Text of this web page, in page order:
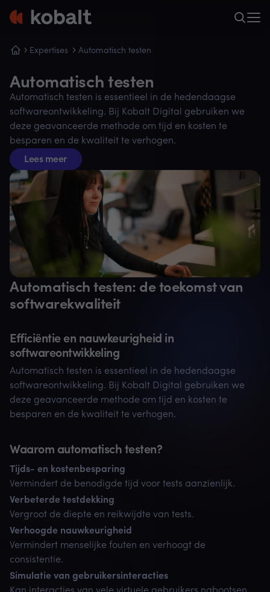
Expertises Automatisch testen
Automatisch testen
Automatisch testen is essentieel in de hedendaagse
softwareontwikkeling. Bij Kobalt Digital gebruiken we
deze geavanceerde methode om tijd en kosten te
besparen en de kwaliteit te verhogen.
Lees meer
Automatisch testen: de toekomst van
softwarekwaliteit
Efficiëntie en nauwkeurigheid in
softwareontwikkeling
Automatisch testen is essentieel in de hedendaagse
softwareontwikkeling. Bij Kobalt Digital gebruiken we
deze geavanceerde methode om tijd en kosten te
besparen en de kwaliteit te verhogen.
Waarom automatisch testen?
Tijds- en kostenbesparing
Vermindert de benodigde tijd voor tests aanzienlijk.
Verbeterde testdekking
Vergroot de diepte en reikwijdte van tests.
Verhoogde nauwkeurigheid
Vermindert menselijke fouten en verhoogt de
consistentie.
Simulatie van gebruikersinteracties